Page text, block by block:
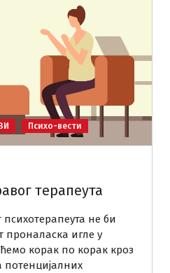
Психо-вести
терапеута
не би
проналаска игле у
корак по корак кроз